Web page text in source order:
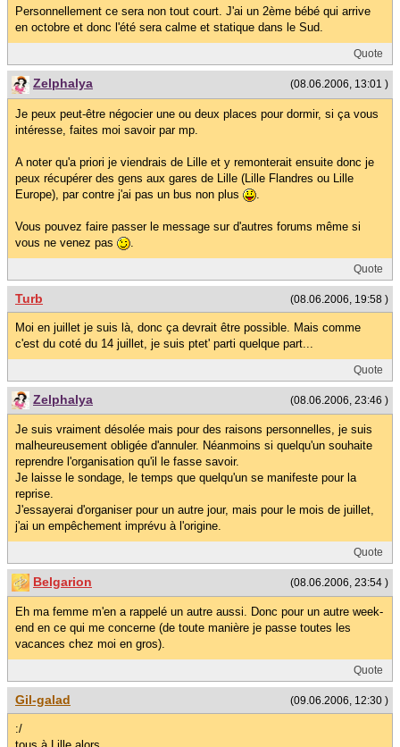
Personnellement ce sera non tout court. J'ai un 2ème bébé qui arrive
en octobre et donc l'été sera calme et statique dans le Sud.
Quote
(08.06.2006, 13:01 )
Zelphalya
Je peux peut-être négocier une ou deux places pour dormir, si ça vous
intéresse, faites moi savoir par mp.
A noter qu'a priori je viendrais de Lille et y remonterait ensuite donc je
peux récupérer des gens aux gares de Lille (Lille Flandres ou Lille
Europe), par contre j'ai pas un bus non plus
Vous pouvez faire passer le message sur d'autres forums même si
vous ne venez pas
Quote
(08.06.2006, 19:58 )
Turb
Moi en juillet je suis là, donc ça devrait être possible. Mais comme
c'est du coté du 14 juillet, je suis ptet' parti quelque part...
Quote
(08.06.2006, 23:46 )
Zelphalya
Je suis vraiment désolée mais pour des raisons personnelles, je suis
malheureusement obligée d'annuler. Néanmoins si quelqu'un souhaite
reprendre l'organisation qu'il le fasse savoir.
Je laisse le sondage, le temps que quelqu'un se manifeste pour la
reprise.
J'essayerai d'organiser pour un autre jour, mais pour le mois de juillet,
j'ai un empêchement imprévu à l'origine.
Quote
(08.06.2006, 23:54 )
Belgarion
Eh ma femme m'en a rappelé un autre aussi. Donc pour un autre week-
end en ce qui me concerne (de toute manière je passe toutes les
vacances chez moi en gros).
Quote
(09.06.2006, 12:30 )
Gil-galad
:/